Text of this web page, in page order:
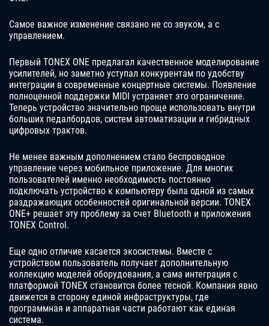
Самое важное изменение связано не со звуком, а с
управлением.
Первый TONEX ONE предлагал качественное моделирование
усилителей, но заметно уступал конкурентам по удобству
интеграции в современные концертные системы. Появление
полноценной поддержки MIDI устраняет это ограничение.
Теперь устройство значительно проще использовать внутри
больших педалбордов, систем автоматизации и гибридных
цифровых трактов.
Не менее важным дополнением стало беспроводное
управление через мобильное приложение. Для многих
пользователей именно необходимость постоянно
подключать устройство к компьютеру была одной из самых
раздражающих особенностей оригинальной версии. TONEX
ONE+ решает эту проблему за счет Bluetooth и приложения
TONEX Control.
Еще одно отличие касается экосистемы. Вместе с
устройством пользователь получает дополнительную
коллекцию моделей оборудования, а сама интеграция с
платформой TONEX становится более тесной. Компания явно
движется в сторону единой инфраструктуры, где
программная и аппаратная части работают как единая
система.